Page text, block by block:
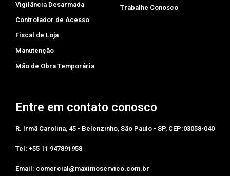
Vigilância Desarmada
Controlador de Acesso
Fiscal de Loja
Manutenção
Mão de Obra Temporária
Trabalhe Conosco
Entre em contato conosco
R. Irmã Carolina, 45 - Belenzinho, São Paulo - SP, CEP:03058-040
Tel: +55 11 947891958‬
Email: comercial@maximoservico.com.br